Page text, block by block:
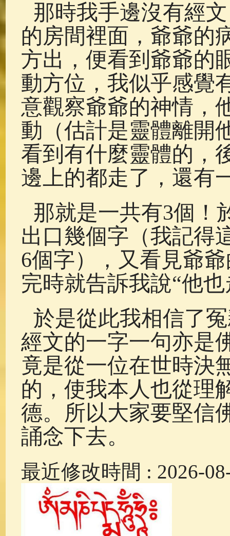
那時我手邊沒有經
的房間裡面，爺爺的
方出，便看到爺爺的
動方位，我似乎感覺
意觀察爺爺的神情，
動（估計是靈體離開
看到有什麼靈體的，
邊上的都走了，還有
那就是一共有3個！
出口幾個字（我記得
6個字），又看見爺
完時就告訴我說“他
於是從此我相信了
經文的一字一句亦是
竟是從一位在世時決
的，使我本人也從理
德。所以大家要堅信
誦念下去。
最近修改時間 : 2026-